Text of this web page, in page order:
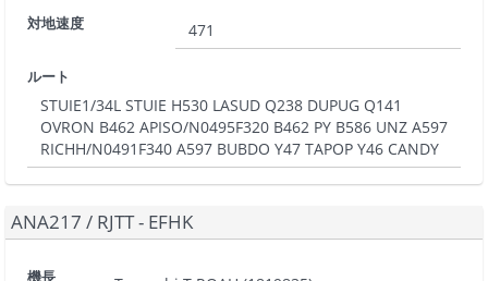
対地速度 471
ルート
STUIE1/34L STUIE H530 LASUD Q238 DUPUG Q141
OVRON B462 APISO/N0495F320 B462 PY B586 UNZ A597
RICHH/N0491F340 A597 BUBDO Y47 TAPOP Y46 CANDY
ANA217 / RJTT - EFHK
機長